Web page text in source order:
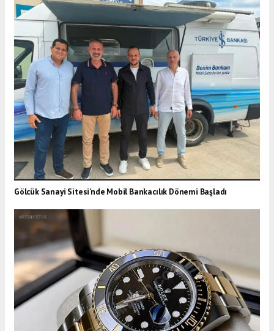
Gölcük Sanayi Sitesi’nde Mobil Bankacılık Dönemi Başladı